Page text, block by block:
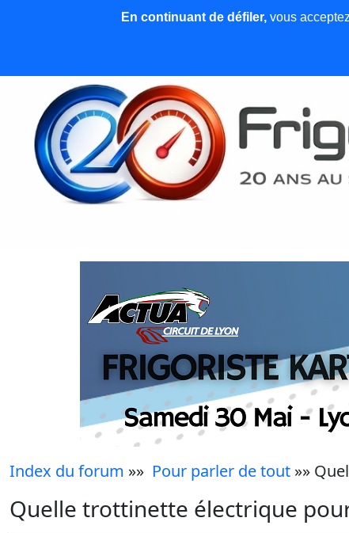
News et articles
Index du forum »» Pour parler de tout »»
Quelle trottinette électrique
En continuant de défiler,vous